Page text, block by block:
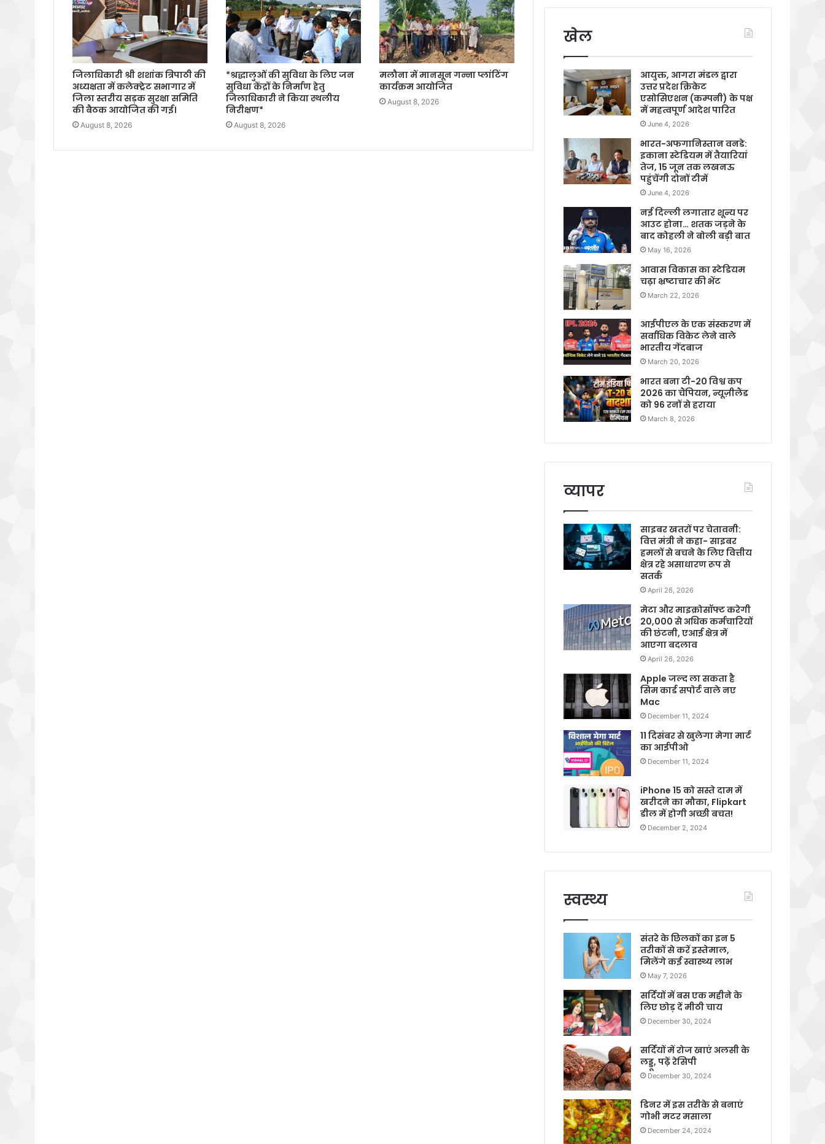
जिलाधिकारी श्री शशांक त्रिपाठी की
अध्यक्षता में कलेक्ट्रेट सभागार में
जिला स्तरीय सड़क सुरक्षा समिति
की बैठक आयोजित की गई।
August 8, 2026
*श्रद्धालुओं की सुविधा के लिए जन
सुविधा केंद्रों के निर्माण हेतु
जिलाधिकारी ने किया स्थलीय
निरीक्षण*
August 8, 2026
मलौना में मानसून गन्ना प्लांटिंग
कार्यक्रम आयोजित
August 8, 2026
खेल
आयुक्त, आगरा मंडल द्वारा
उत्तर प्रदेश क्रिकेट
एसोसिएशन (कम्पनी) के पक्ष
में महत्वपूर्ण आदेश पारित
June 4, 2026
भारत-अफगानिस्तान वनडे:
इकाना स्टेडियम में तैयारियां
तेज, 15 जून तक लखनऊ
पहुंचेंगी दोनों टीमें
June 4, 2026
नई दिल्ली लगातार शून्य पर
आउट होना… शतक जड़ने के
बाद कोहली ने बोली बड़ी बात
May 16, 2026
आवास विकास का स्टेडियम
चढ़ा भ्रष्टाचार की भेंट
March 22, 2026
आईपीएल के एक संस्करण में
सर्वाधिक विकेट लेने वाले
भारतीय गेंदबाज
March 20, 2026
भारत बना टी-20 विश्व कप
2026 का चैंपियन, न्यूज़ीलैंड
को 96 रनों से हराया
March 8, 2026
व्यापर
साइबर खतरों पर चेतावनी:
वित्त मंत्री ने कहा- साइबर
हमलों से बचने के लिए वित्तीय
क्षेत्र रहे असाधारण रूप से
सतर्क
April 26, 2026
मेटा और माइक्रोसॉफ्ट करेगी
20,000 से अधिक कर्मचारियों
की छंटनी, एआई क्षेत्र में
आएगा बदलाव
April 26, 2026
Apple जल्द ला सकता है
सिम कार्ड सपोर्ट वाले नए
Mac
December 11, 2024
11 दिसंबर से खुलेगा मेगा मार्ट
का आईपीओ
December 11, 2024
iPhone 15 को सस्ते दाम में
खरीदने का मौका, Flipkart
डील में होगी अच्छी बचत!
December 2, 2024
स्वस्थ्य
संतरे के छिलकों का इन 5
तरीकों से करें इस्तेमाल,
मिलेंगे कई स्वास्थ्य लाभ
May 7, 2026
सर्दियों में बस एक महीने के
लिए छोड़ दें मीठी चाय
December 30, 2024
सर्दियों में रोज खाएं अलसी के
लड्डू, पढ़ें रेसिपी
December 30, 2024
डिनर में इस तरीके से बनाएं
गोभी मटर मसाला
December 24, 2024